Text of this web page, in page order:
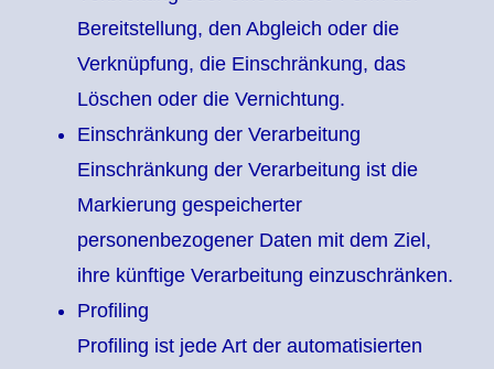
Bereitstellung, den Abgleich oder die
Verknüpfung, die Einschränkung, das
Löschen oder die Vernichtung.
Einschränkung der Verarbeitung
Einschränkung der Verarbeitung ist die
Markierung gespeicherter
personenbezogener Daten mit dem Ziel,
ihre künftige Verarbeitung einzuschränken.
Profiling
Profiling ist jede Art der automatisierten